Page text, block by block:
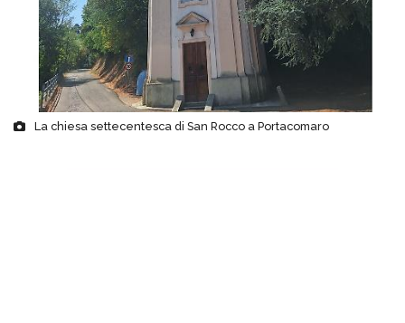
La chiesa settecentesca di San Rocco a Portacomaro